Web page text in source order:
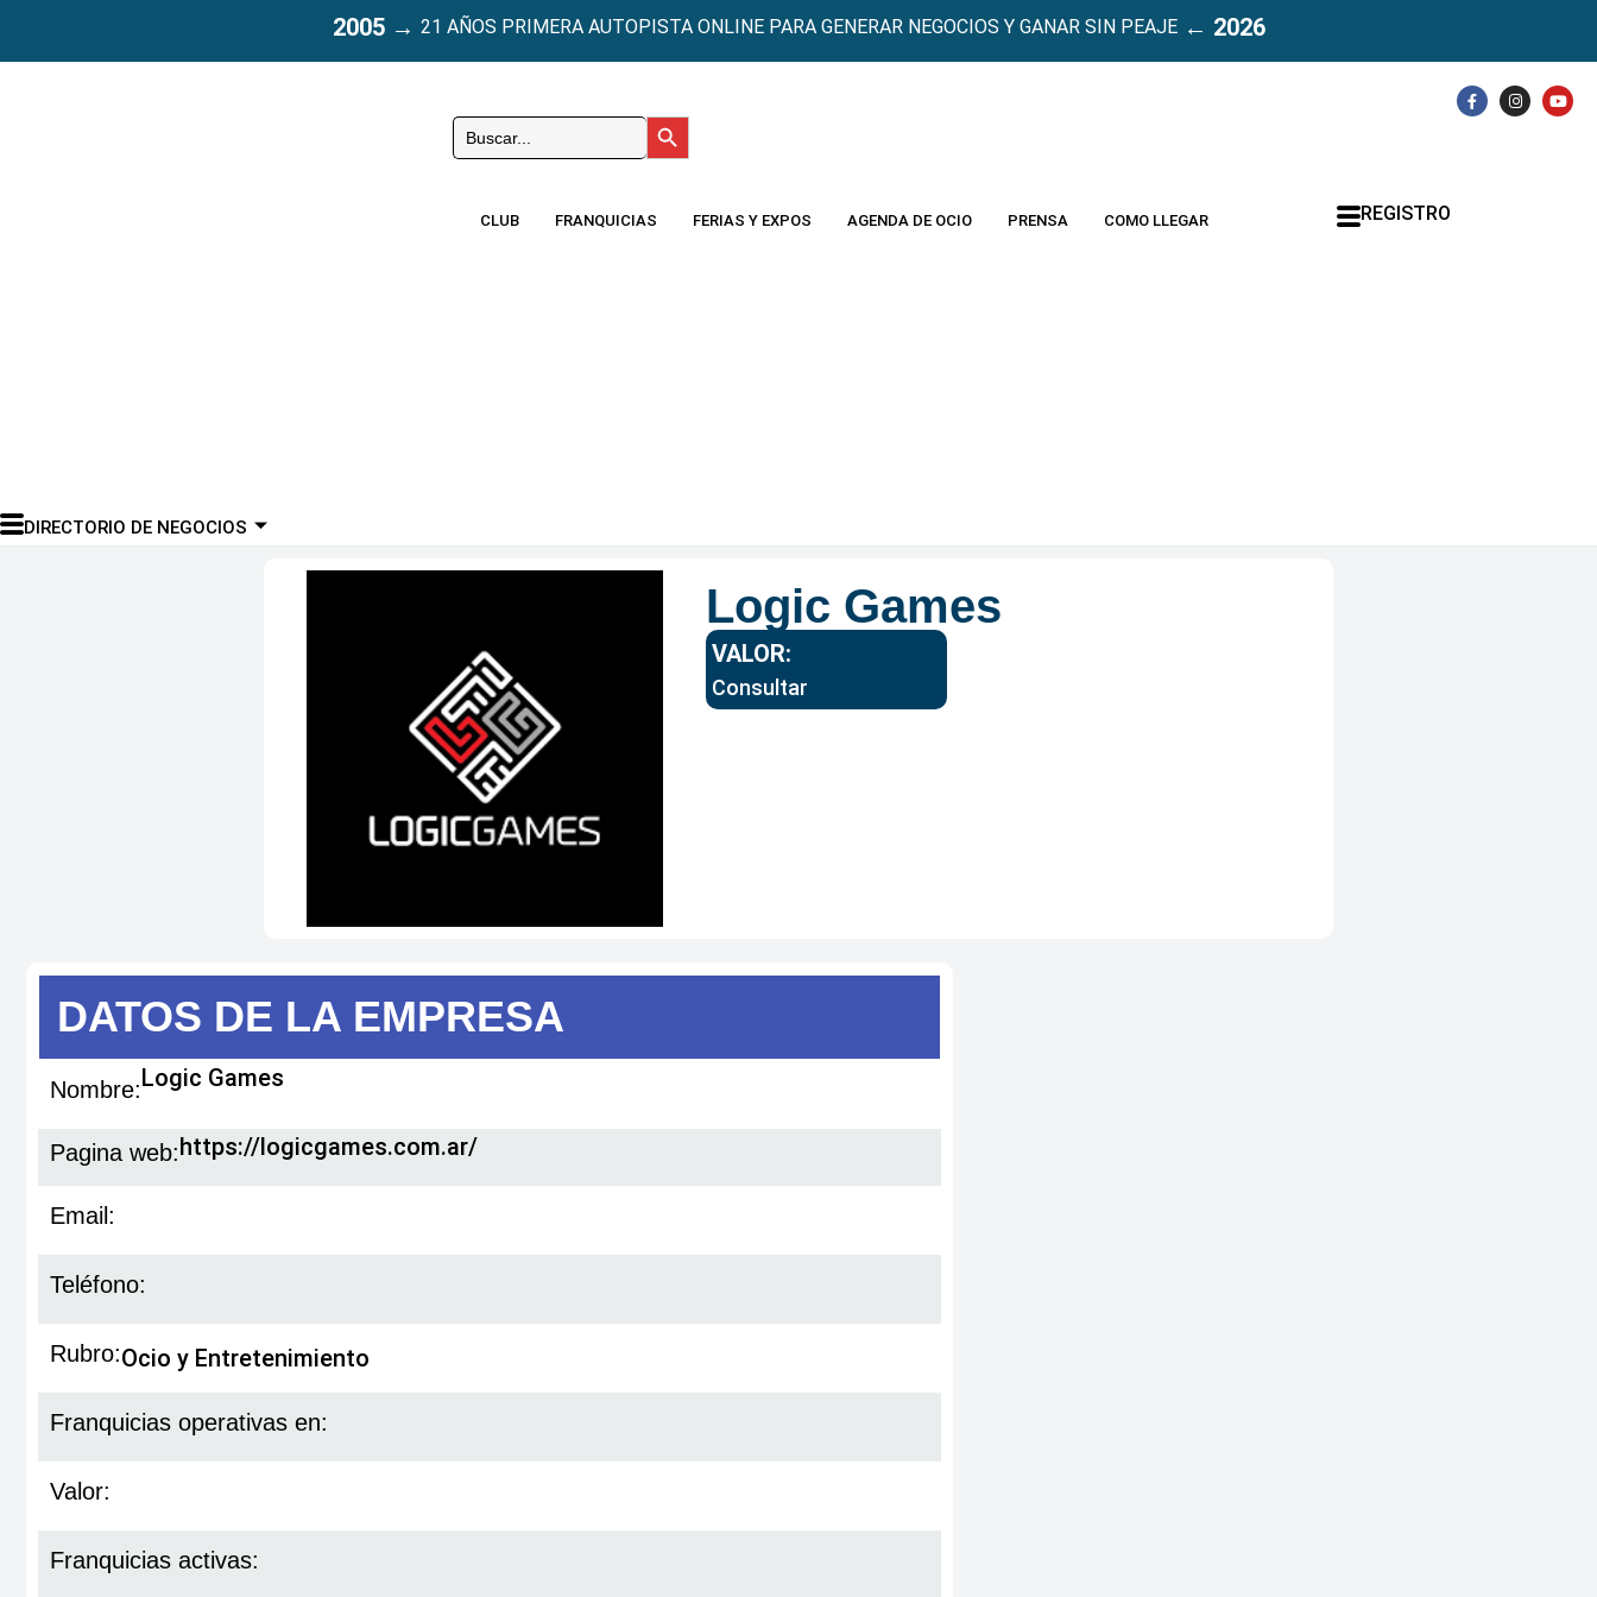
2005→ 21 AÑOS PRIMERA AUTOPISTA ONLINE PARA GENERAR NEGOCIOS Y GANAR SIN PEAJE← 2026
DIRECTORIO DE NEGOCIOS
Buscar: Botón de búsqueda
CLUB FRANQUICIAS FERIAS Y EXPOS AGENDA DE OCIO PRENSA COMO LLEGAR REGISTRO
Logic Games
VALOR:
Consultar
DATOS DE LA EMPRESA
Nombre:Logic Games
Pagina web:https://logicgames.com.ar/
Email:
Teléfono:
Rubro:Ocio y Entretenimiento
Franquicias operativas en:
Valor:
Franquicias activas: